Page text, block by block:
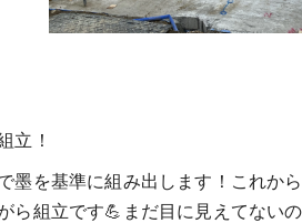
立！
墨を基準に組み出します！これか
ら組立です💪まだ目に見えてない